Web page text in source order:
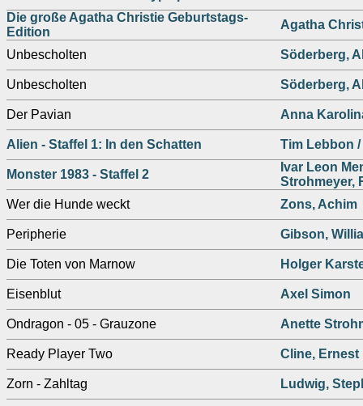
Die große Agatha Christie Geburtstags-
Edition
Agatha
Unbescholten Söderberg,
Unbescholten Söderberg,
Der Pavian Anna
Alien - Staffel 1: In den Schatten Tim Lebbon
Monster 1983 - Staffel 2
Ivar Leon
Strohmeyer,
Wer die Hunde weckt
Zons, Achim
Peripherie Gibson,
Die Toten von Marnow Holger
Eisenblut Axel Simon
Ondragon - 05 - Grauzone Anette
Ready Player Two Cline, Ernest
Zorn - Zahltag Ludwig,